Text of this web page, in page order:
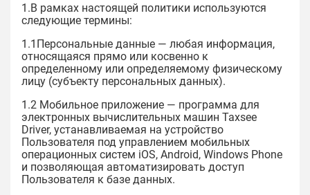
1.В рамках настоящей политики используются
следующие термины:
1.1Персональные данные — любая информация,
относящаяся прямо или косвенно к
определенному или определяемому физическому
лицу (субъекту персональных данных).
1.2 Мобильное приложение — программа для
электронных вычислительных машин Taxsee
Driver, устанавливаемая на устройство
Пользователя под управлением мобильных
операционных систем iOS, Android, Windows Phone
и позволяющая автоматизировать доступ
Пользователя к базе данных.